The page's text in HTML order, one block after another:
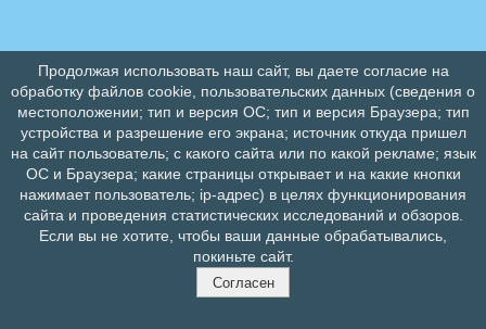
Продолжая использовать наш сайт, вы даете согласие на
обработку файлов cookie, пользовательских данных (сведения о
местоположении; тип и версия ОС; тип и версия Браузера; тип
устройства и разрешение его экрана; источник откуда пришел
на сайт пользователь; с какого сайта или по какой рекламе; язык
ОС и Браузера; какие страницы открывает и на какие кнопки
нажимает пользователь; ip-адрес) в целях функционирования
сайта и проведения статистических исследований и обзоров.
Если вы не хотите, чтобы ваши данные обрабатывались,
покиньте сайт.
Согласен